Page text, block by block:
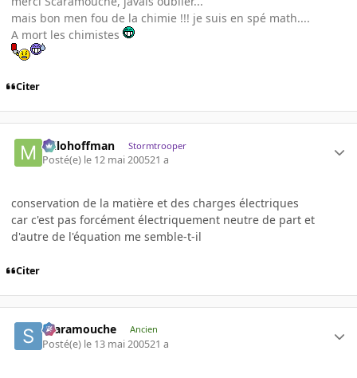
mais bon men fou de la chimie !!! je suis en spé math....
A mort les chimistes
Citer
milohoffman Stormtrooper
Posté(e) le 12 mai 200521 a
conservation de la matière et des charges électriques
car c'est pas forcément électriquement neutre de part et
d'autre de l'équation me semble-t-il
Citer
Scaramouche Ancien
Posté(e) le 13 mai 200521 a